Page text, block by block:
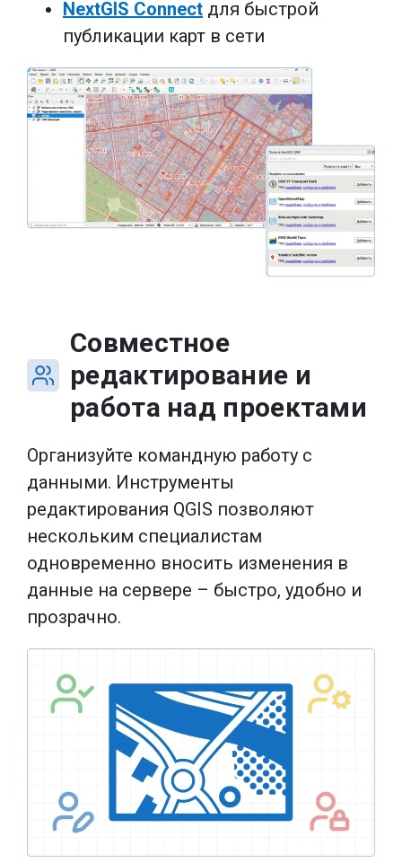
NextGIS Connect для быстрой
публикации карт в сети
Совместное
редактирование и
работа над проектами
Организуйте командную работу с
данными. Инструменты
редактирования QGIS позволяют
нескольким специалистам
одновременно вносить изменения в
данные на сервере – быстро, удобно и
прозрачно.